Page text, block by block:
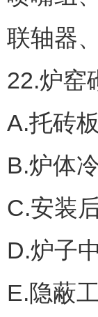
联轴器
22.炉窑
A.托砖
B.炉体
C.安装
D.炉子
E.隐蔽